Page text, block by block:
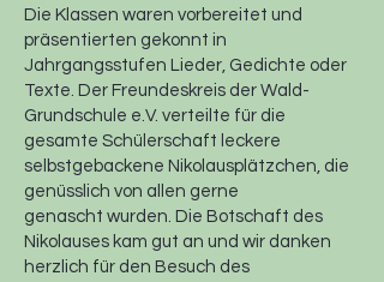
Die Klassen waren vorbereitet und
präsentierten gekonnt in
Jahrgangsstufen Lieder, Gedichte oder
Texte. Der Freundeskreis der Wald-
Grundschule e.V. verteilte für die
gesamte Schülerschaft leckere
selbstgebackene Nikolausplätzchen, die
genüsslich von allen gerne
genascht wurden. Die Botschaft des
Nikolauses kam gut an und wir danken
herzlich für den Besuch des